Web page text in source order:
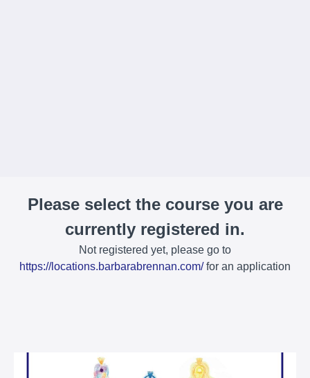
Please select the course you are
currently registered in.
Not registered yet, please go to
https://locations.barbarabrennan.com/for an application